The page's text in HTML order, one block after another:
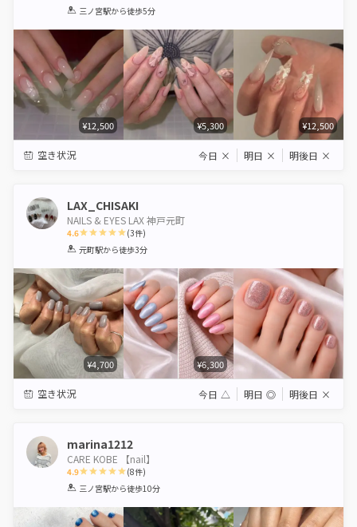
1 2 3 4 5
三ノ宮駅から徒歩5分
¥12,500 ¥5,300 ¥12,500
空き状況 今日 × 明日 × 明後日 ×
LAX_CHISAKI
NAILS & EYES LAX 神戸元町
4.6
1 2 3 4 5
(3件)
元町駅から徒歩3分
¥4,700 ¥6,300
空き状況 今日 △ 明日 ◎ 明後日 ×
marina1212
CARE KOBE 【nail】
4.9
1 2 3 4 5
(8件)
三ノ宮駅から徒歩10分